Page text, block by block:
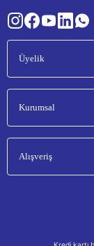
Üyelik
Kurumsal
Alışveriş